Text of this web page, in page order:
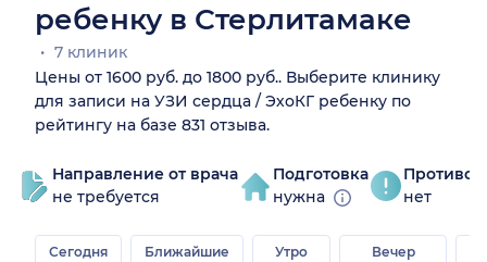
ребенку в Стерлитамаке
7 клиник
Цены от 1600 руб. до 1800 руб.. Выберите клинику
для записи на УЗИ сердца / ЭхоКГ ребенку по
рейтингу на базе 831 отзыва.
Направление от врача
не требуется
Подготовка
нужна
нет
Сегодня
Ближайшие
Утро
Вечер